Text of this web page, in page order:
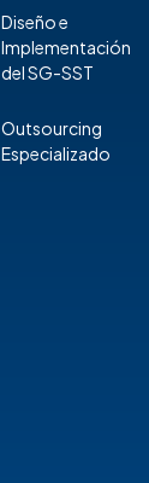
Diseño e
Implementación
del SG-SST
Outsourcing
Especializado